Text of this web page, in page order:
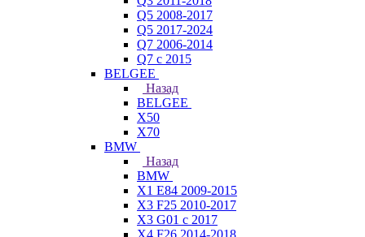
Q5 2008-2017
Q5 2017-2024
Q7 2006-2014
Q7 с 2015
BELGEE
Назад
BELGEE
X50
X70
BMW
Назад
BMW
X1 E84 2009-2015
X3 F25 2010-2017
X3 G01 с 2017
X4 F26 2014-2018